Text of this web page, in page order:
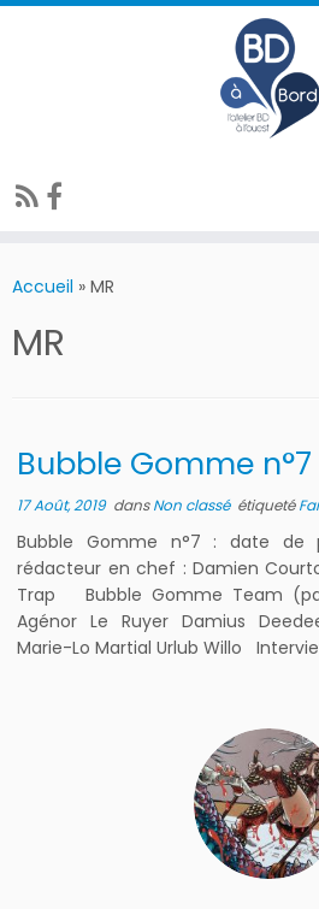
Accueil » MR
MR
Bubble Gomme n°7
17 Août, 2019dansNon classé étiqueté
Bubble Gomme n°7 : date de
rédacteur en chef : Damien
Trap Bubble Gomme Team
Agénor Le Ruyer Damius
Marie-Lo Martial Urlub Willo